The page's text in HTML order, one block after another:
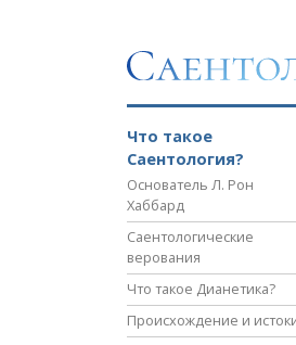
Что такое
Саентология?
Основатель Л. Рон
Хаббард
Саентологические
верования
Что такое Дианетика?
Происхождение и